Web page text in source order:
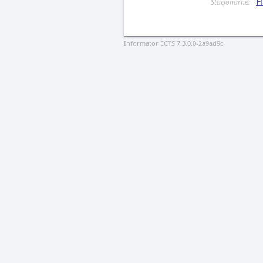
Stacjonarne:
Informator ECTS 7.3.0.0-2a9ad9c